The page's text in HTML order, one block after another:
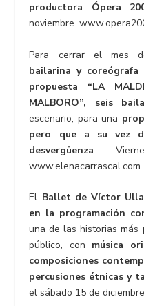
productora Ópera
noviembre.
Para cerrar el mes
bailarina y coreógrafa
propuesta “LA
MALBORO”, seis
escenario, para una
pero que a su vez
desvergüenza.
www.elenacarrascal.com
El Ballet de Víctor
en la programación
una de las historias más
público, con música
composiciones
percusiones étnicas y
el sábado 15 de